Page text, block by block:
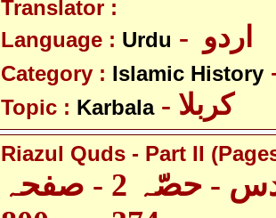
Translator :
Language : Urdu
Category : Islamic History
Topic : Karbala - کربلا
Riazul Quds - Part II
ریاض القدس - حصّہ 2 - صفحہ